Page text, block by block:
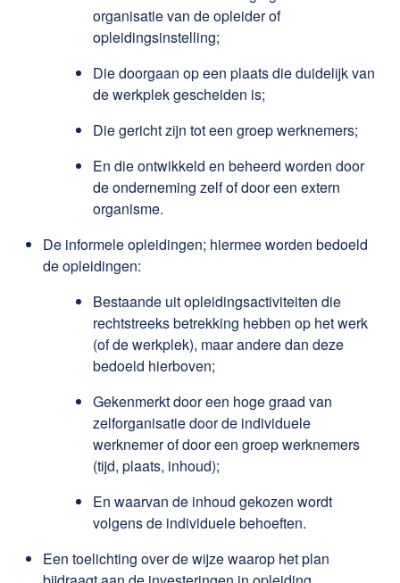
organisatie van de opleider of
opleidingsinstelling;
Die doorgaan op een plaats die duidelijk van
de werkplek gescheiden is;
Die gericht zijn tot een groep werknemers;
En die ontwikkeld en beheerd worden door
de onderneming zelf of door een extern
organisme.
De informele opleidingen; hiermee worden bedoeld
de opleidingen:
Bestaande uit opleidingsactiviteiten die
rechtstreeks betrekking hebben op het werk
(of de werkplek), maar andere dan deze
bedoeld hierboven;
Gekenmerkt door een hoge graad van
zelforganisatie door de individuele
werknemer of door een groep werknemers
(tijd, plaats, inhoud);
En waarvan de inhoud gekozen wordt
volgens de individuele behoeften.
Een toelichting over de wijze waarop het plan